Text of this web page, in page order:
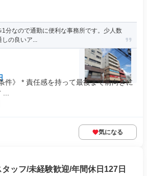
分なので通勤に便利な事務所です。少人数
の良いア...
件》 * 責任感を持って最後まで前向きに
気になる
タッフ/未経験歓迎/年間休日127日